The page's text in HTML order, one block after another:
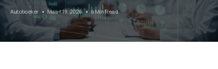
Autoboeker Maart 19, 2026 6 Min Read